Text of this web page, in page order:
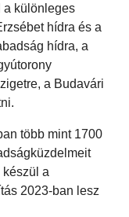
a különleges
hídra és a
hídra, a
a Budavári
több mint 1700
a
2023-ban lesz